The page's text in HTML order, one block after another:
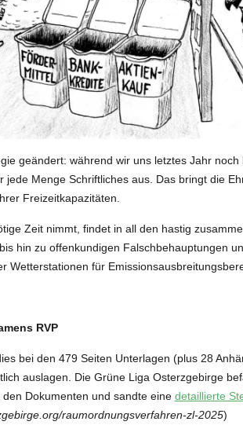
geändert: während wir uns letztes Jahr
jede Menge Schriftliches aus. Das bringt die
Freizeitkapazitäten.
Zeit nimmt, findet in all den hastig
hin zu offenkundigen Falschbehauptungen
Wetterstationen für
RVP
bei den 479 Seiten Unterlagen (plus 28
auslagen. Die Grüne Liga Osterzgebirge
Dokumenten und sandte eine detaillierte
raumordnungsverfahren-zl-2025)